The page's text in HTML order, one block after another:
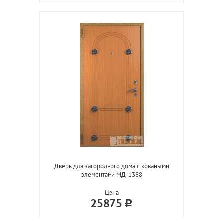
Дверь для загородного дома с коваными
элементами МД-1388
Цена
25875